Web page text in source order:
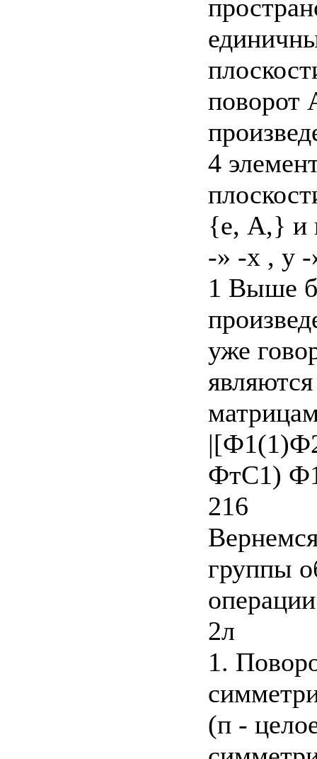
поворот
4
{е, А,} и
-» -х , у
1 Выше
уже
ФтС1)
216
группы
2л
1.
(п -